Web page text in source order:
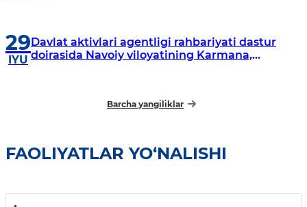
29
IYU
Davlat aktivlari agentligi rahbariyati dastur
doirasida Navoiy viloyatining Karmana,
Barcha yangiliklar
FAOLIYATLAR YO‘NALISHI